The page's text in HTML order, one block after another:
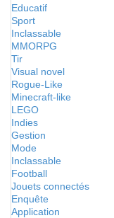
Educatif
Sport
Inclassable
MMORPG
Tir
Visual novel
Rogue-Like
Minecraft-like
LEGO
Indies
Gestion
Mode
Inclassable
Football
Jouets connectés
Enquête
Application